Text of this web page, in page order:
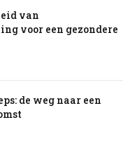
van
voor een gezondere
de weg naar een